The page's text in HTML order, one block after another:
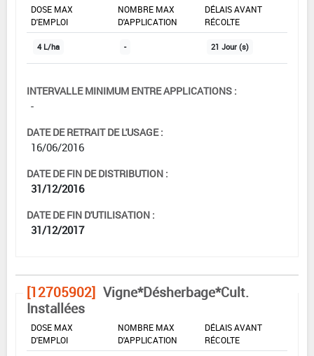
DOSE MAX
D'EMPLOI
NOMBRE MAX
D'APPLICATION
DÉLAIS AVANT
RÉCOLTE
4 L/ha - 21 Jour (s)
INTERVALLE MINIMUM ENTRE APPLICATIONS :
-
DATE DE RETRAIT DE L'USAGE :
16/06/2016
DATE DE FIN DE DISTRIBUTION :
31/12/2016
DATE DE FIN D'UTILISATION :
31/12/2017
[12705902] Vigne*Désherbage*Cult.
Installées
DOSE MAX
D'EMPLOI
NOMBRE MAX
D'APPLICATION
DÉLAIS AVANT
RÉCOLTE